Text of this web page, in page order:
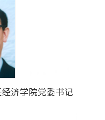
经济学院党委书记